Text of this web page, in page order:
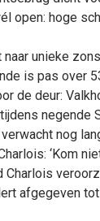
open: hoge
naar unieke
is pas over
de deur:
negende
nog
‘Kom
Charlois
afgegeven